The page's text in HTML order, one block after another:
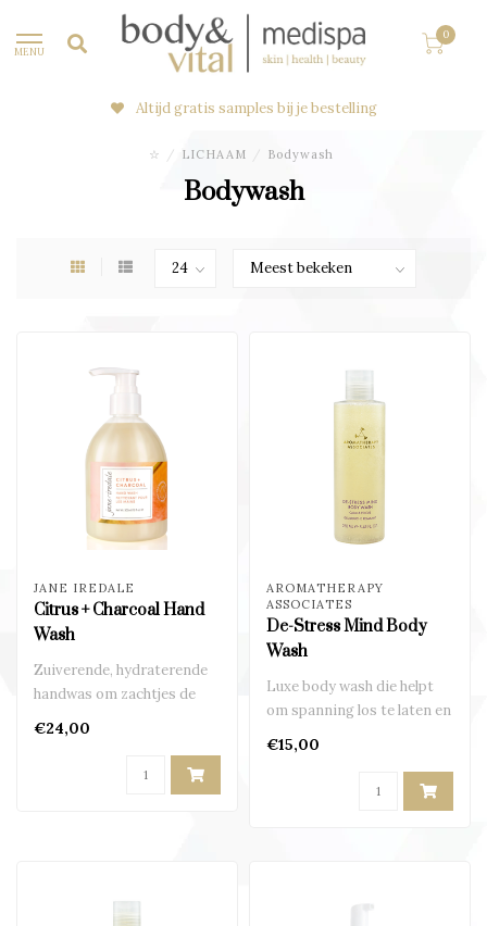
MENU
0
Altijd gratis samples bij je bestelling
☆ / LICHAAM / Bodywash
Bodywash
JANE IREDALE
Citrus + Charcoal Hand
Wash
Zuiverende, hydraterende
handwas om zachtjes de
huid te reinigen..
€24,00
AROMATHERAPY
ASSOCIATES
De-Stress Mind Body
Wash
Luxe body wash die helpt
om spanning los te laten en
je hoofd tot rust te brenge..
€15,00